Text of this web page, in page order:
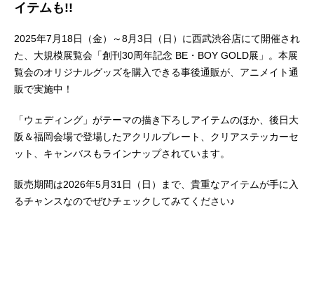
イテムも!!
2025年7月18日（金）～8月3日（日）に西武渋谷店にて開催され
た、大規模展覧会「創刊30周年記念 BE・BOY GOLD展」。本展
覧会のオリジナルグッズを購入できる事後通販が、アニメイト通
販で実施中！
「ウェディング」がテーマの描き下ろしアイテムのほか、後日大
阪＆福岡会場で登場したアクリルプレート、クリアステッカーセ
ット、キャンバスもラインナップされています。
販売期間は2026年5月31日（日）まで、貴重なアイテムが手に入
るチャンスなのでぜひチェックしてみてください♪